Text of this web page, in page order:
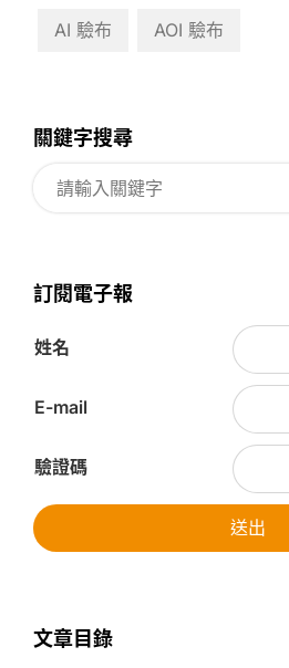
AI 驗布 AOI 驗布
關鍵字搜尋
訂閱電子報
姓名
E-mail
驗證碼
送出
文章目錄